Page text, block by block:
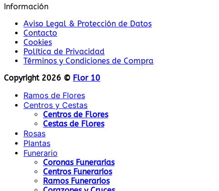
Información
Aviso Legal & Protección de Datos
Contacto
Cookies
Política de Privacidad
Términos y Condiciones de Compra
Copyright 2026 © Flor 10
Ramos de Flores
Centros y Cestas
Centros de Flores
Cestas de Flores
Rosas
Plantas
Funerario
Coronas Funerarias
Centros Funerarios
Ramos Funerarios